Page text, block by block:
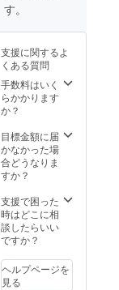
MPFIRE
非売
品） ◯
感謝の
ポスト
イズ）
す。
支援に関するよ
くある質問
手数料はいく
らかかります
か？
目標金額に届
かなかった場
合どうなりま
すか？
支援で困った
時はどこに相
談したらいい
ですか？
ヘルプページを
見る